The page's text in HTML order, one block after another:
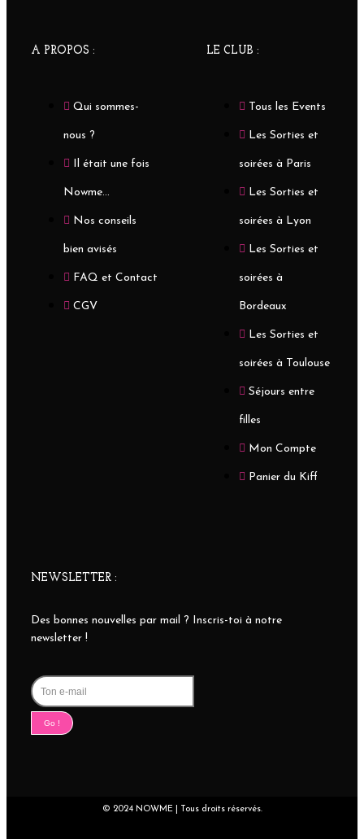
A PROPOS :
Qui sommes-
nous ?
Il était une fois
Nowme...
Nos conseils
bien avisés
FAQ et Contact
CGV
LE CLUB :
Tous les Events
Les Sorties et
soirées à Paris
Les Sorties et
soirées à Lyon
Les Sorties et
soirées à
Bordeaux
Les Sorties et
soirées à Toulouse
Séjours entre
filles
Mon Compte
Panier du Kiff
NEWSLETTER :
Des bonnes nouvelles par mail ? Inscris-toi à notre
newsletter !
Go !
© 2024 NOWME | Tous droits réservés.